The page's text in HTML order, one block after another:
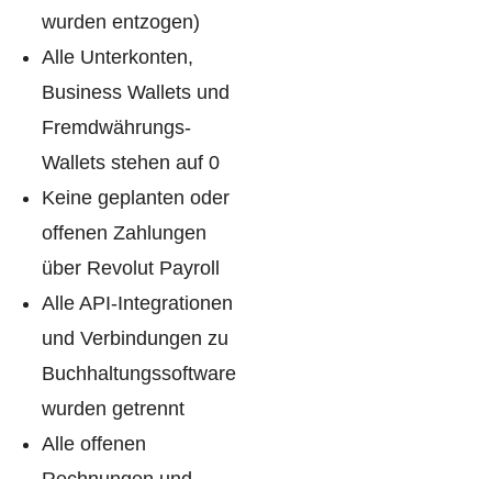
wurden entzogen)
Alle Unterkonten,
Business Wallets und
Fremdwährungs-
Wallets stehen auf 0
Keine geplanten oder
offenen Zahlungen
über Revolut Payroll
Alle API-Integrationen
und Verbindungen zu
Buchhaltungssoftware
wurden getrennt
Alle offenen